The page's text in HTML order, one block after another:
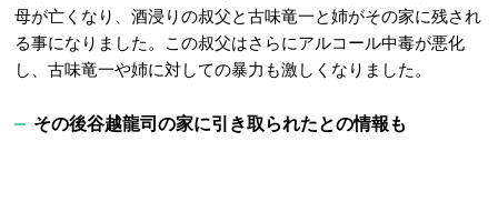
母が亡くなり、酒浸りの叔父と古味竜一と姉がその家に残され
る事になりました。この叔父はさらにアルコール中毒が悪化
し、古味竜一や姉に対しての暴力も激しくなりました。
その後谷越龍司の家に引き取られたとの情報も